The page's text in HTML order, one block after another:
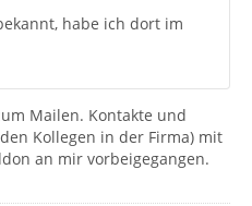
habe ich dort im
Mailen. Kontakte und
Kollegen in der Firma) mit
an mir vorbeigegangen.